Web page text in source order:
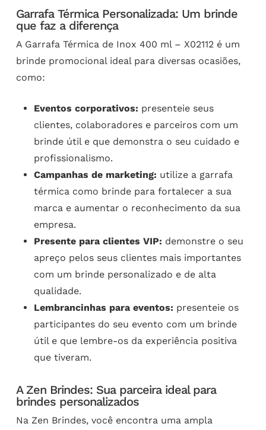
Garrafa Térmica Personalizada: Um brinde
que faz a diferença
A Garrafa Térmica de Inox 400 ml – X02112 é um
brinde promocional ideal para diversas ocasiões,
como:
Eventos corporativos: presenteie seus
clientes, colaboradores e parceiros com um
brinde útil e que demonstra o seu cuidado e
profissionalismo.
Campanhas de marketing: utilize a garrafa
térmica como brinde para fortalecer a sua
marca e aumentar o reconhecimento da sua
empresa.
Presente para clientes VIP: demonstre o seu
apreço pelos seus clientes mais importantes
com um brinde personalizado e de alta
qualidade.
Lembrancinhas para eventos: presenteie os
participantes do seu evento com um brinde
útil e que lembre-os da experiência positiva
que tiveram.
A Zen Brindes: Sua parceira ideal para
brindes personalizados
Na Zen Brindes, você encontra uma ampla